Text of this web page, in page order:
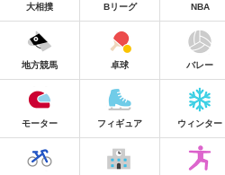
大相撲 Bリーグ NBA
地方競馬 卓球 バレー
モーター フィギュア ウィンター